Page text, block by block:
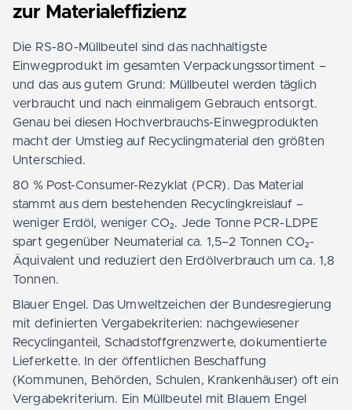
zur Materialeffizienz
Die RS-80-Müllbeutel sind das nachhaltigste
Einwegprodukt im gesamten Verpackungssortiment –
und das aus gutem Grund: Müllbeutel werden täglich
verbraucht und nach einmaligem Gebrauch entsorgt.
Genau bei diesen Hochverbrauchs-Einwegprodukten
macht der Umstieg auf Recyclingmaterial den größten
Unterschied.
80 % Post-Consumer-Rezyklat (PCR). Das Material
stammt aus dem bestehenden Recyclingkreislauf –
weniger Erdöl, weniger CO₂. Jede Tonne PCR-LDPE
spart gegenüber Neumaterial ca. 1,5–2 Tonnen CO₂-
Äquivalent und reduziert den Erdölverbrauch um ca. 1,8
Tonnen.
Blauer Engel. Das Umweltzeichen der Bundesregierung
mit definierten Vergabekriterien: nachgewiesener
Recyclinganteil, Schadstoffgrenzwerte, dokumentierte
Lieferkette. In der öffentlichen Beschaffung
(Kommunen, Behörden, Schulen, Krankenhäuser) oft ein
Vergabekriterium. Ein Müllbeutel mit Blauem Engel